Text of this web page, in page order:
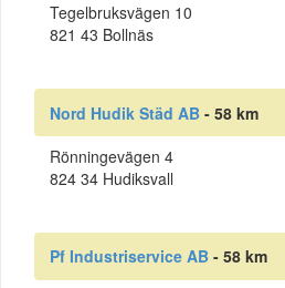
Tegelbruksvägen 10
821 43 Bollnäs
Nord Hudik Städ AB - 58 km
Rönningevägen 4
824 34 Hudiksvall
Pf Industriservice AB - 58 km